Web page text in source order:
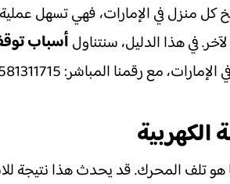
كل منزل في الإمارات، فهي تسهل
في هذا الدليل، سنتناولأسباب
الكهربية
تلف المحرك. قد يحدث هذا نتيجة